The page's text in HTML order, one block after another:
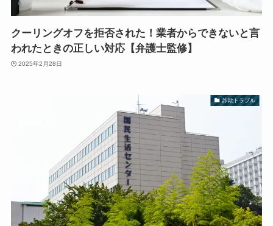
クーリングオフを拒否された！業者からできないと言
われたときの正しい対応【弁護士監修】
2025年2月28日
詐欺トラブル